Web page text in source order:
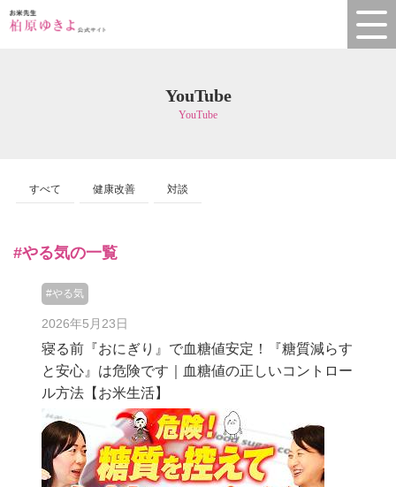
YouTube
YouTube
すべて 健康改善 対談
#やる気の一覧
#やる気
2026年5月23日
寝る前『おにぎり』で血糖値安定！『糖質減らす
と安心』は危険です｜血糖値の正しいコントロー
ル方法【お米生活】